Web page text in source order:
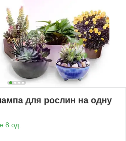
для рослин на одну
8 од.